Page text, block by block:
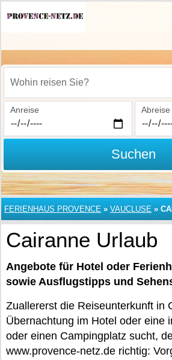
Wohin reisen Sie?
Anreise Abreise
Suchen
FERIENHAUS PROVENCE » VAUCLUSE »
Cairanne Urlaub
Angebote für Hotel oder
sowie Ausflugstipps und
Zuallererst die Reiseunterkunft in
Übernachtung im Hotel oder eine
oder einen Campingplatz sucht,
www.provence-netz.de richtig: